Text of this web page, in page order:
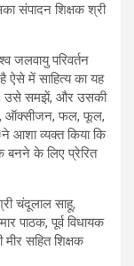
संपादन शिक्षक श्री
जलवायु परिवर्तन
ऐसे में साहित्य का यह
उसे समझें, और उसकी
ऑक्सीजन, फल, फूल,
आशा व्यक्त किया कि
बनने के लिए प्रेरित
चंदूलाल साहू,
पाठक, पूर्व विधायक
मीर सहित शिक्षक